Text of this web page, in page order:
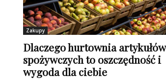
Zakupy
Dlaczego hurtownia artykułów
spożywczych to oszczędność i
wygoda dla ciebie